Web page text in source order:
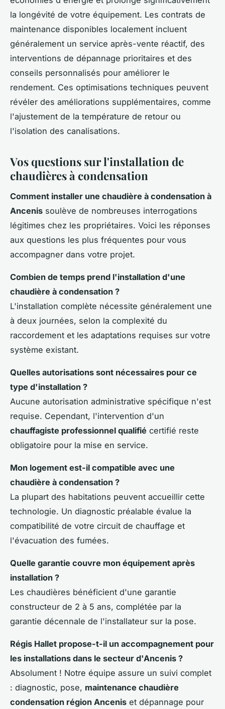
la longévité de votre équipement. Les contrats de
maintenance disponibles localement incluent
généralement un service après-vente réactif, des
interventions de dépannage prioritaires et des
conseils personnalisés pour améliorer le
rendement. Ces optimisations techniques peuvent
révéler des améliorations supplémentaires, comme
l'ajustement de la température de retour ou
l'isolation des canalisations.
Vos questions sur l'installation de
chaudières à condensation
Comment installer une chaudière à condensation à
Ancenis soulève de nombreuses interrogations
légitimes chez les propriétaires. Voici les réponses
aux questions les plus fréquentes pour vous
accompagner dans votre projet.
Combien de temps prend l'installation d'une
chaudière à condensation ?
L'installation complète nécessite généralement une
à deux journées, selon la complexité du
raccordement et les adaptations requises sur votre
système existant.
Quelles autorisations sont nécessaires pour ce
type d'installation ?
Aucune autorisation administrative spécifique n'est
requise. Cependant, l'intervention d'un
chauffagiste professionnel qualifié certifié reste
obligatoire pour la mise en service.
Mon logement est-il compatible avec une
chaudière à condensation ?
La plupart des habitations peuvent accueillir cette
technologie. Un diagnostic préalable évalue la
compatibilité de votre circuit de chauffage et
l'évacuation des fumées.
Quelle garantie couvre mon équipement après
installation ?
Les chaudières bénéficient d'une garantie
constructeur de 2 à 5 ans, complétée par la
garantie décennale de l'installateur sur la pose.
Régis Hallet propose-t-il un accompagnement pour
les installations dans le secteur d'Ancenis ?
Absolument ! Notre équipe assure un suivi complet
: diagnostic, pose, maintenance chaudière
condensation région Ancenis et dépannage pour